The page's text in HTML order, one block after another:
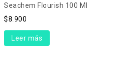
Seachem Flourish 100 Ml
$8.900
Leer más